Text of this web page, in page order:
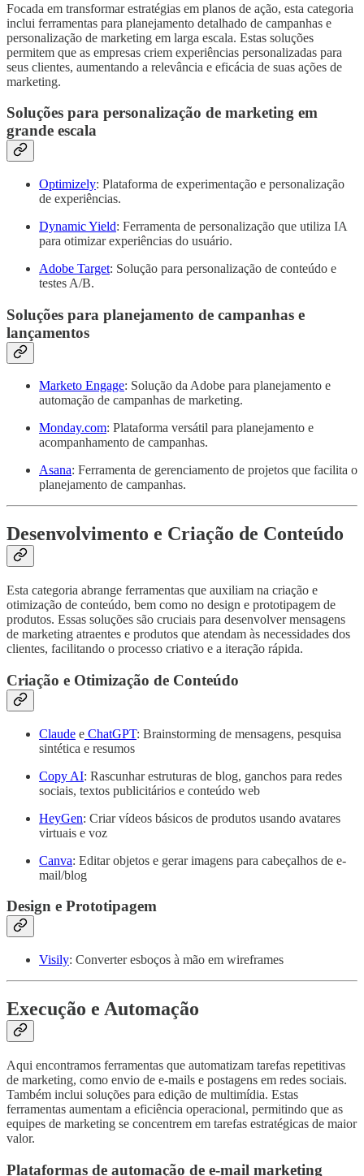
Focada em transformar estratégias em planos de ação, esta categoria
inclui ferramentas para planejamento detalhado de campanhas e
personalização de marketing em larga escala. Estas soluções
permitem que as empresas criem experiências personalizadas para
seus clientes, aumentando a relevância e eficácia de suas ações de
marketing.
Soluções para personalização de marketing em
grande escala
Optimizely: Plataforma de experimentação e personalização
de experiências.
Dynamic Yield: Ferramenta de personalização que utiliza IA
para otimizar experiências do usuário.
Adobe Target: Solução para personalização de conteúdo e
testes A/B.
Soluções para planejamento de campanhas e
lançamentos
Marketo Engage: Solução da Adobe para planejamento e
automação de campanhas de marketing.
Monday.com: Plataforma versátil para planejamento e
acompanhamento de campanhas.
Asana: Ferramenta de gerenciamento de projetos que facilita o
planejamento de campanhas.
Desenvolvimento e Criação de Conteúdo
Esta categoria abrange ferramentas que auxiliam na criação e
otimização de conteúdo, bem como no design e prototipagem de
produtos. Essas soluções são cruciais para desenvolver mensagens
de marketing atraentes e produtos que atendam às necessidades dos
clientes, facilitando o processo criativo e a iteração rápida.
Criação e Otimização de Conteúdo
Claude e ChatGPT: Brainstorming de mensagens, pesquisa
sintética e resumos
Copy AI: Rascunhar estruturas de blog, ganchos para redes
sociais, textos publicitários e conteúdo web
HeyGen: Criar vídeos básicos de produtos usando avatares
virtuais e voz
Canva: Editar objetos e gerar imagens para cabeçalhos de e-
mail/blog
Design e Prototipagem
Visily: Converter esboços à mão em wireframes
Execução e Automação
Aqui encontramos ferramentas que automatizam tarefas repetitivas
de marketing, como envio de e-mails e postagens em redes sociais.
Também inclui soluções para edição de multimídia. Estas
ferramentas aumentam a eficiência operacional, permitindo que as
equipes de marketing se concentrem em tarefas estratégicas de maior
valor.
Plataformas de automação de e-mail marketing